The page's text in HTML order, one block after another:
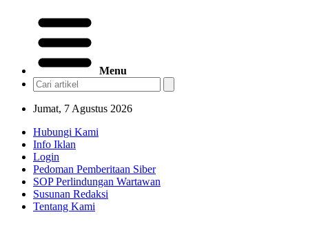
Menu
Jumat, 7 Agustus 2026
Hubungi Kami
Info Iklan
Login
Pedoman Pemberitaan Siber
SOP Perlindungan Wartawan
Susunan Redaksi
Tentang Kami